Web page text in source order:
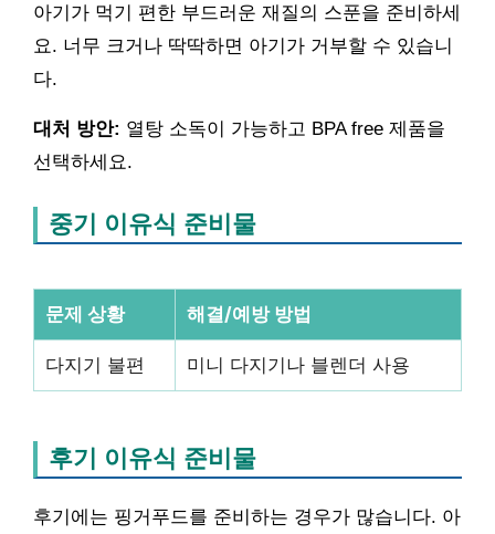
아기가 먹기 편한 부드러운 재질의 스푼을 준비하세
요. 너무 크거나 딱딱하면 아기가 거부할 수 있습니
다.
대처 방안: 열탕 소독이 가능하고 BPA free 제품을
선택하세요.
중기 이유식 준비물
문제 상황 해결/예방 방법
다지기 불편 미니 다지기나 블렌더 사용
후기 이유식 준비물
후기에는 핑거푸드를 준비하는 경우가 많습니다. 아